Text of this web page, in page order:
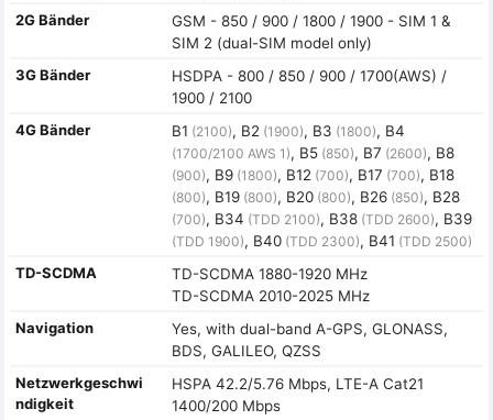
2G Bänder
GSM - 850 / 900 / 1800 / 1900 - SIM 1 &
SIM 2 (dual-SIM model only)
3G Bänder
HSDPA - 800 / 850 / 900 / 1700(AWS) /
1900 / 2100
4G Bänder
B1 (2100), B2 (1900), B3 (1800), B4
(1700/2100 AWS 1), B5(850), B7 (2600), B8
(900), B9(1800), B12 (700), B17 (700), B18
(800), B19(800), B20(800), B26(850), B28
(700), B34 (TDD 2100), B38(TDD 2600), B39
(TDD 1900), B40(TDD 2300), B41 (TDD 2500)
TD-SCDMA
TD-SCDMA 1880-1920 MHz
TD-SCDMA 2010-2025 MHz
Navigation
Yes, with dual-band A-GPS, GLONASS,
BDS, GALILEO, QZSS
Netzwerkgeschwi
ndigkeit
HSPA 42.2/5.76 Mbps, LTE-A Cat21
1400/200 Mbps